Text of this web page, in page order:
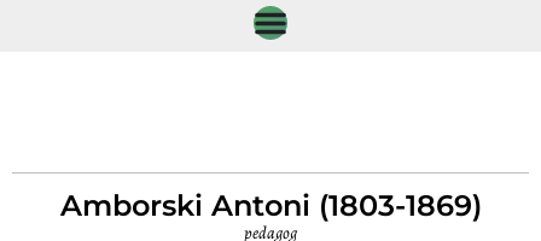
Amborski Antoni (1803-1869)
pedagog